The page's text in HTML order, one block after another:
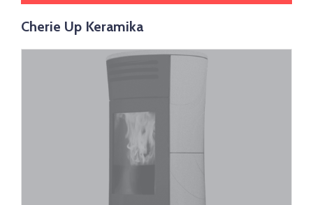
Cherie Up Keramika